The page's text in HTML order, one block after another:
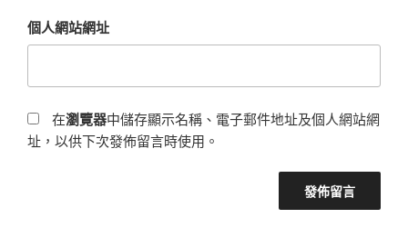
個人網站網址
在瀏覽器中儲存顯示名稱、電子郵件地址及個人網站網
址，以供下次發佈留言時使用。